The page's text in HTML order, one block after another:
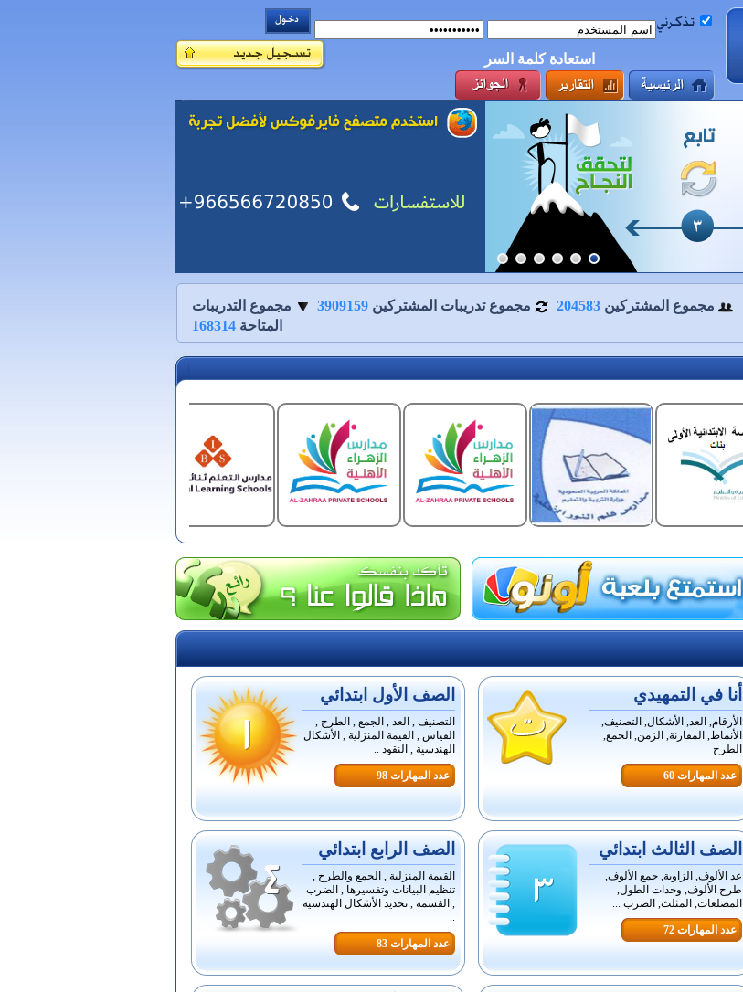
استعادة كلمة السر
مجموع المشتركين 204583 مجموع تدريبات المشتركين 3909159
مجموع التدريبات
المتاحة 168314
أنا في التمهيدي
الأرقام, العد, الأشكال, التصنيف,
الأنماط, المقارنة, الزمن, الجمع,
الطرح
عدد المهارات 60
الصف الأول ابتدائي
التصنيف , العد , الجمع , الطرح ,
القياس , القيمة المنزلية , الأشكال
الهندسية , النقود ..
عدد المهارات 98
الصف الثالث ابتدائي
عد الألوف, الزاوية, جمع الألوف,
طرح الألوف, وحدات الطول,
المضلعات, المثلث, الضرب ...
عدد المهارات 72
الصف الرابع ابتدائي
القيمة المنزلية , الجمع والطرح ,
تنظيم البيانات وتفسيرها , الضرب
, القسمة , تحديد الأشكال الهندسية
..
عدد المهارات 83